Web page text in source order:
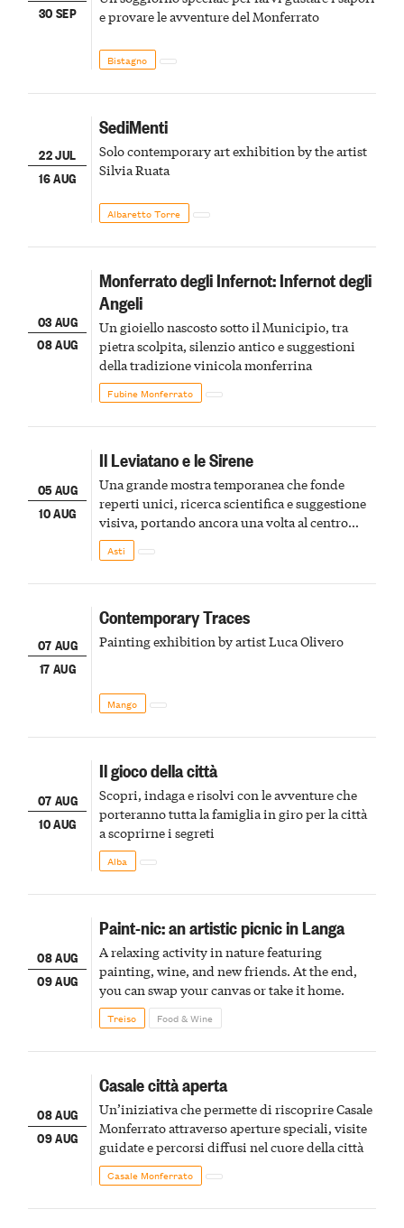
30 SEP
e provare le avventure del Monferrato
Bistagno
22 JUL
16 AUG
SediMenti
Solo contemporary art exhibition by the artist
Silvia Ruata
Albaretto Torre
03 AUG
08 AUG
Monferrato degli Infernot: Infernot degli
Angeli
Un gioiello nascosto sotto il Municipio, tra
pietra scolpita, silenzio antico e suggestioni
della tradizione vinicola monferrina
Fubine Monferrato
05 AUG
10 AUG
Il Leviatano e le Sirene
Una grande mostra temporanea che fonde
reperti unici, ricerca scientifica e suggestione
visiva, portando ancora una volta al centro
della scena le meraviglie del passato astigiano
Asti
07 AUG
17 AUG
Contemporary Traces
Painting exhibition by artist Luca Olivero
Mango
07 AUG
10 AUG
Il gioco della città
Scopri, indaga e risolvi con le avventure che
porteranno tutta la famiglia in giro per la città
a scoprirne i segreti
Alba
08 AUG
09 AUG
Paint-nic: an artistic picnic in Langa
A relaxing activity in nature featuring
painting, wine, and new friends. At the end,
you can swap your canvas or take it home.
Treiso Food & Wine
08 AUG
09 AUG
Casale città aperta
Un’iniziativa che permette di riscoprire Casale
Monferrato attraverso aperture speciali, visite
guidate e percorsi diffusi nel cuore della città
Casale Monferrato